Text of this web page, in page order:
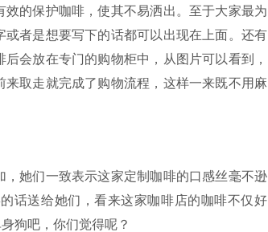
的保护咖啡，使其不易洒出。至于大家最为
者是想要写下的话都可以出现在上面。还有
会放在专门的购物柜中，从图片可以看到，
取走就完成了购物流程，这样一来既不用麻
，她们一致表示这家定制咖啡的口感丝毫不逊
话送给她们，看来这家咖啡店的咖啡不仅好
狗吧，你们觉得呢？